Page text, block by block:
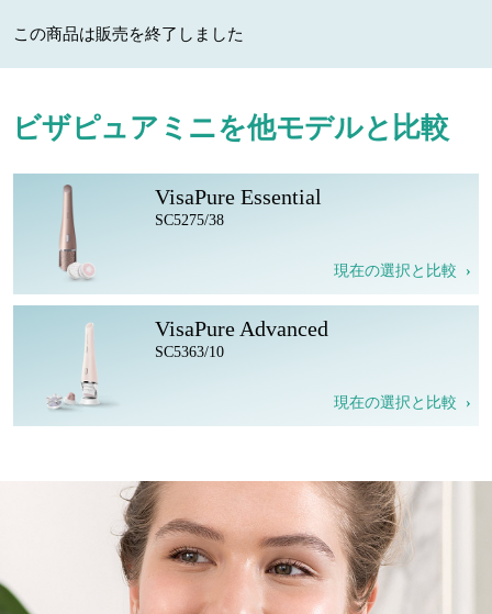
この商品は販売を終了しました
ビザピュアミニを他モデルと比較
VisaPure Essential
SC5275/38
現在の選択と比較
VisaPure Advanced
SC5363/10
現在の選択と比較